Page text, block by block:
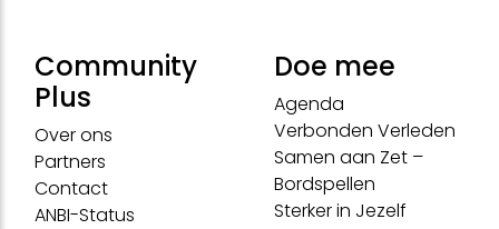
Community
Plus
Over ons
Partners
Contact
ANBI-Status
Doe mee
Agenda
Verbonden Verleden
Samen aan Zet –
Bordspellen
Sterker in Jezelf